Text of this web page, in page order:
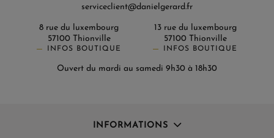
serviceclient@danielgerard.fr
8 rue du luxembourg
57100 Thionville
INFOS BOUTIQUE
13 rue du luxembourg
57100 Thionville
INFOS BOUTIQUE
Ouvert du mardi au samedi 9h30 à 18h30
INFORMATIONS